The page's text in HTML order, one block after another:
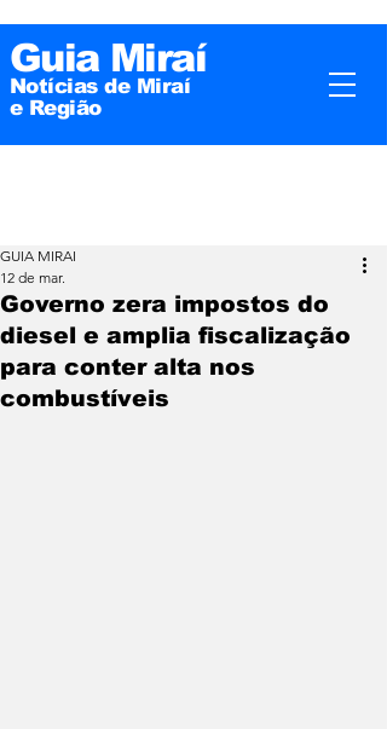
Guia Miraí
Notícias de Miraí
e Região
Governo zera impostos do
diesel e amplia fiscalização
para conter alta nos
combustíveis
GUIA MIRAI
12 de mar.